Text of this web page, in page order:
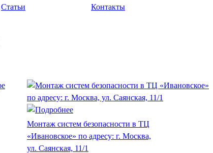
Статьи Контакты
Монтаж систем безопасности в ТЦ
«Ивановское» по адресу: г. Москва,
ул. Саянская, 11/1